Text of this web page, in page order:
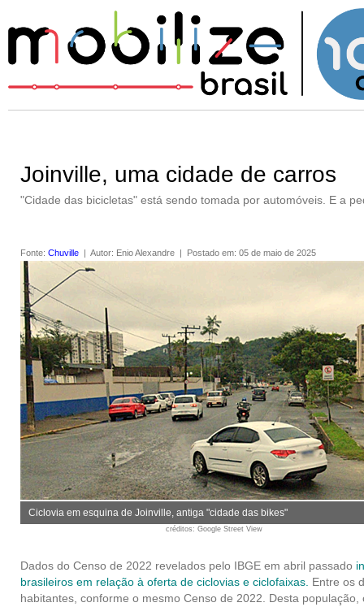
Joinville, uma cidade de carros
"Cidade das bicicletas" está sendo tomada por automóveis. E a
Fonte: Chuville | Autor: Enio Alexandre | Postado em: 05 de maio de 2025
Ciclovia em esquina de Joinville, antiga "cidade das bikes"
créditos: Google Street View
Dados do Censo de 2022 revelados pelo IBGE em abril passado
brasileiros em relação à oferta de ciclovias e ciclofaixas Entre os
habitantes, conforme o mesmo Censo de 2022. Desta